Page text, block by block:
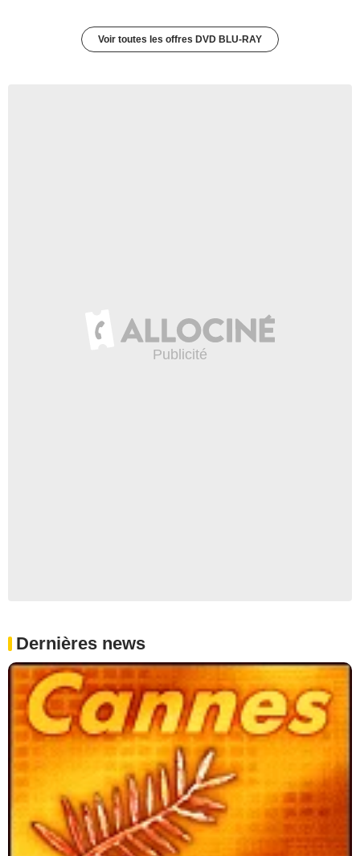
Voir toutes les offres DVD BLU-RAY
Dernières news